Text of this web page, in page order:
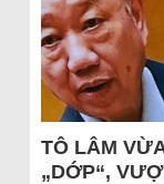
TÔ LÂM
„DỚP“,